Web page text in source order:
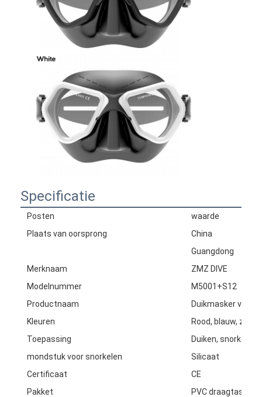
Specificatie
Posten
waarde
Plaats van oorsprong
China
Guangdong
Merknaam
ZMZ DIVE
Modelnummer
M5001+S12
Productnaam
Duikmasker voor
Kleuren
Rood, blauw,
Toepassing
Duiken, snorkelen
mondstuk voor snorkelen
Silicaat
Certificaat
CE
Pakket
PVC draagtas